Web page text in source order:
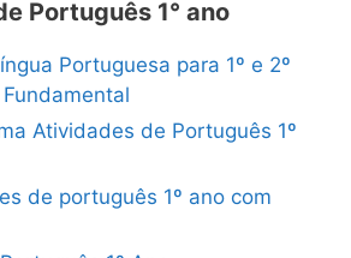
Português 1° ano
Portuguesa para 1º e 2º
Atividades de Português 1º
de português 1º ano com